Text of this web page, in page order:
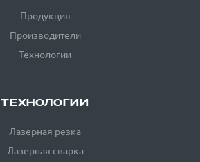
Продукция
Производители
Технологии
ТЕХНОЛОГИИ
Лазерная резка
Лазерная сварка